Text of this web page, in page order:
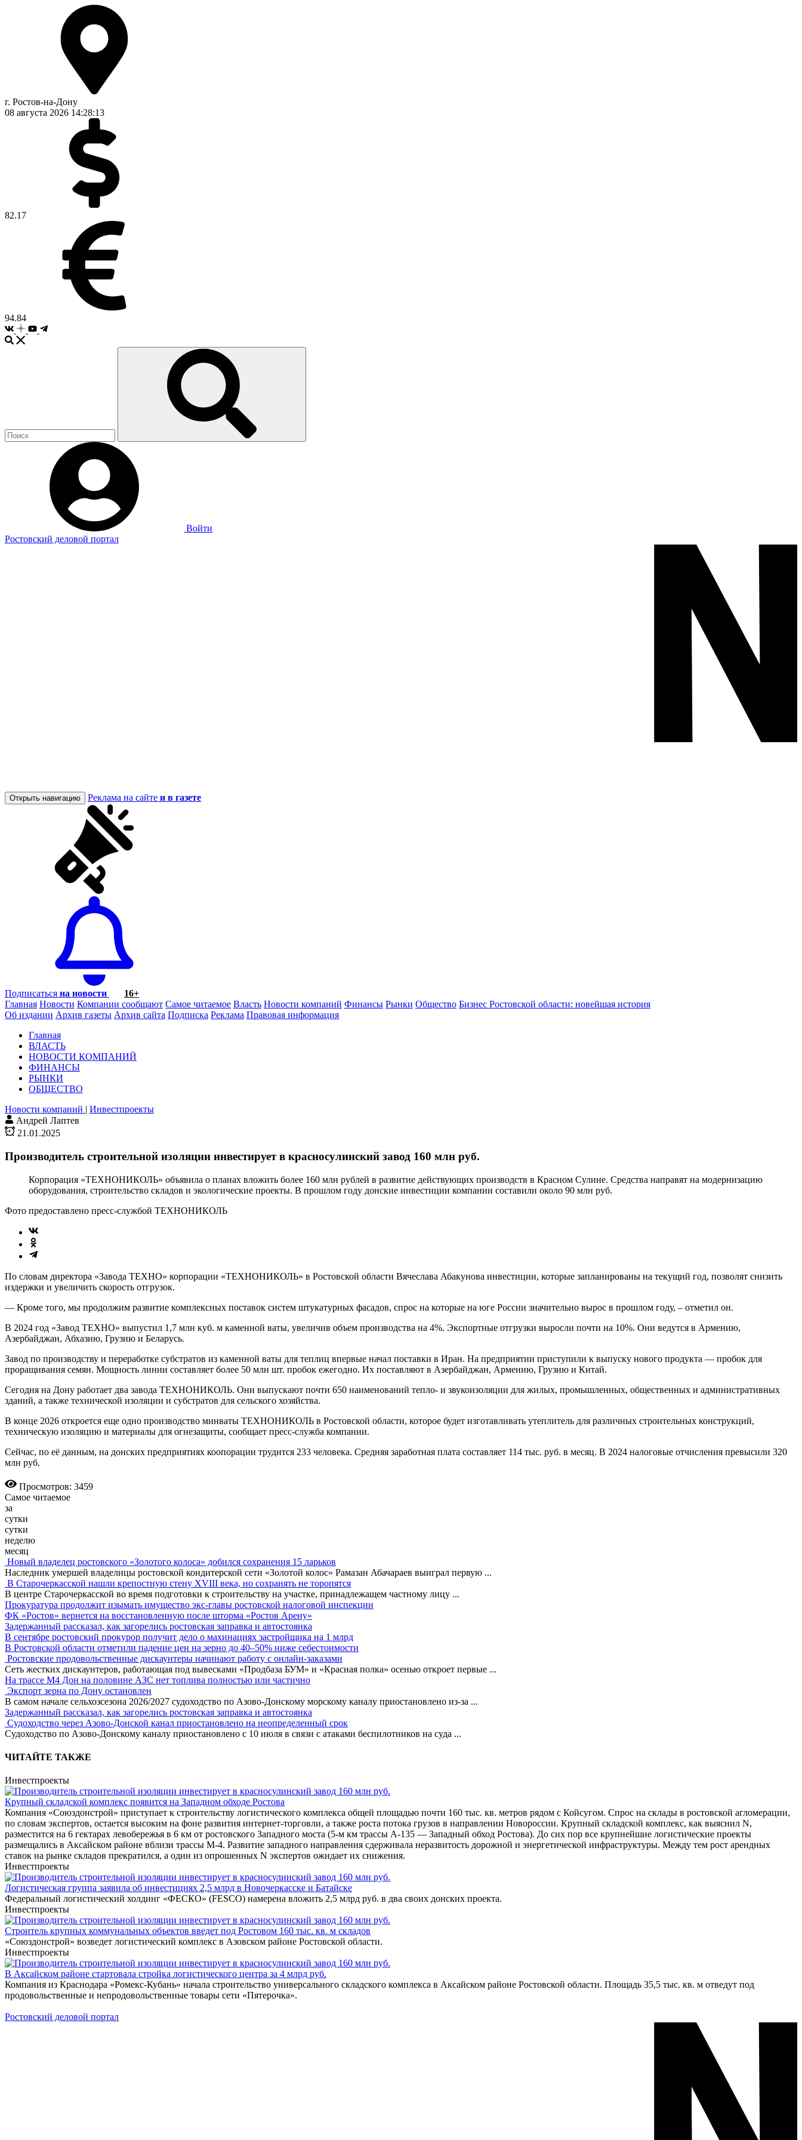
г. Ростов-на-Дону
08 августа 2026 14:28:14
82.17
94.84
Войти
Ростовский деловой портал
Открыть навигацию Реклама на сайте и в газете
Подписаться на новости
16+
Главная Новости Компании сообщают Самое читаемое Власть Новости компаний Финансы Рынки Общество Бизнес Ростовской области: новейшая история
Об издании Архив газеты Архив сайта Подписка Реклама Правовая информация
Главная
ВЛАСТЬ
НОВОСТИ КОМПАНИЙ
ФИНАНСЫ
РЫНКИ
ОБЩЕСТВО
Новости компаний | Инвестпроекты
Андрей Лаптев
21.01.2025
Производитель строительной изоляции инвестирует в красносулинский завод 160 млн руб.
Корпорация «ТЕХНОНИКОЛЬ» объявила о планах вложить более 160 млн рублей в развитие действующих производств в Красном Сулине. Средства направят на модернизацию
оборудования, строительство складов и экологические проекты. В прошлом году донские инвестиции компании составили около 90 млн руб.
Фото предоставлено пресс-службой ТЕХНОНИКОЛЬ
По словам директора «Завода ТЕХНО» корпорации «ТЕХНОНИКОЛЬ» в Ростовской области Вячеслава Абакунова инвестиции, которые запланированы на текущий год, позволят снизить
издержки и увеличить скорость отгрузок.
— Кроме того, мы продолжим развитие комплексных поставок систем штукатурных фасадов, спрос на которые на юге России значительно вырос в прошлом году, – отметил он.
В 2024 год «Завод ТЕХНО» выпустил 1,7 млн куб. м каменной ваты, увеличив объем производства на 4%. Экспортные отгрузки выросли почти на 10%. Они ведутся в Армению,
Азербайджан, Абхазию, Грузию и Беларусь.
Завод по производству и переработке субстратов из каменной ваты для теплиц впервые начал поставки в Иран. На предприятии приступили к выпуску нового продукта — пробок для
проращивания семян. Мощность линии составляет более 50 млн шт. пробок ежегодно. Их поставляют в Азербайджан, Армению, Грузию и Китай.
Сегодня на Дону работает два завода ТЕХНОНИКОЛЬ. Они выпускают почти 650 наименований тепло- и звукоизоляции для жилых, промышленных, общественных и административных
зданий, а также технической изоляции и субстратов для сельского хозяйства.
В конце 2026 откроется еще одно производство минваты ТЕХНОНИКОЛЬ в Ростовской области, которое будет изготавливать утеплитель для различных строительных конструкций,
техническую изоляцию и материалы для огнезащиты, сообщает пресс-служба компании.
Сейчас, по её данным, на донских предприятиях коопорации трудится 233 человека. Средняя заработная плата составляет 114 тыс. руб. в месяц. В 2024 налоговые отчисления превысили 320
млн руб.
Просмотров: 3459
Самое читаемое
за
сутки
сутки
неделю
месяц
Новый владелец ростовского «Золотого колоса» добился сохранения 15 ларьков
Наследник умершей владелицы ростовской кондитерской сети «Золотой колос» Рамазан Абачараев выиграл первую ...
В Старочеркасской нашли крепостную стену XVIII века, но сохранять не торопятся
В центре Старочеркасской во время подготовки к строительству на участке, принадлежащем частному лицу ...
Прокуратура продолжит изымать имущество экс-главы ростовской налоговой инспекции
ФК «Ростов» вернется на восстановленную после шторма «Ростов Арену»
Задержанный рассказал, как загорелись ростовская заправка и автостоянка
В сентябре ростовский прокурор получит дело о махинациях застройщика на 1 млрд
В Ростовской области отметили падение цен на зерно до 40–50% ниже себестоимости
Ростовские продовольственные дискаунтеры начинают работу с онлайн-заказами
Сеть жестких дискаунтеров, работающая под вывесками «Продбаза БУМ» и «Красная полка» осенью откроет первые ...
На трассе М4 Дон на половине АЗС нет топлива полностью или частично
Экспорт зерна по Дону остановлен
В самом начале сельхозсезона 2026/2027 судоходство по Азово-Донскому морскому каналу приостановлено из-за ...
Задержанный рассказал, как загорелись ростовская заправка и автостоянка
Судоходство через Азово-Донской канал приостановлено на неопределенный срок
Судоходство по Азово-Донскому каналу приостановлено с 10 июля в связи с атаками беспилотников на суда ...
ЧИТАЙТЕ ТАКЖЕ
Инвестпроекты
Крупный складской комплекс появится на Западном обходе Ростова
Компания «Союздонстрой» приступает к строительству логистического комплекса общей площадью почти 160 тыс. кв. метров рядом с Койсугом. Спрос на склады в ростовской агломерации,
по словам экспертов, остается высоким на фоне развития интернет-торговли, а также роста потока грузов в направлении Новороссии. Крупный складской комплекс, как выяснил N,
разместится на 6 гектарах левобережья в 6 км от ростовского Западного моста (5-м км трассы А-135 ― Западный обход Ростова). До сих пор все крупнейшие логистические проекты
размещались в Аксайском районе вблизи трассы М-4. Развитие западного направления сдерживала неразвитость дорожной и энергетической инфраструктуры. Между тем рост арендных
ставок на рынке складов прекратился, а один из опрошенных N экспертов ожидает их снижения.
Инвестпроекты
Логистическая группа заявила об инвестициях 2,5 млрд в Новочеркасске и Батайске
Федеральный логистический холдинг «ФЕСКО» (FESCO) намерена вложить 2,5 млрд руб. в два своих донских проекта.
Инвестпроекты
Строитель крупных коммунальных объектов введет под Ростовом 160 тыс. кв. м складов
«Союздонстрой» возведет логистический комплекс в Азовском районе Ростовской области.
Инвестпроекты
В Аксайском районе стартовала стройка логистического центра за 4 млрд руб.
Компания из Краснодара «Ромекс-Кубань» начала строительство универсального складского комплекса в Аксайском районе Ростовской области. Площадь 35,5 тыс. кв. м отведут под
продовольственные и непродовольственные товары сети «Пятерочка».
Ростовский деловой портал